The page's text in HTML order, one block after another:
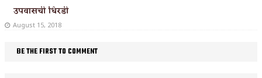
उपवासची धिरडी
August 15, 2018
BE THE FIRST TO COMMENT